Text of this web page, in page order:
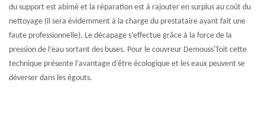
du support est abimé et la réparation est à rajouter en surplus au coût du
nettoyage (il sera évidemment à la charge du prestataire ayant fait une
faute professionnelle). Le décapage s’effectue grâce à la force de la
pression de l’eau sortant des buses. Pour le couvreur Demouss'Toit cette
technique présente l’avantage d’être écologique et les eaux peuvent se
déverser dans les égouts.